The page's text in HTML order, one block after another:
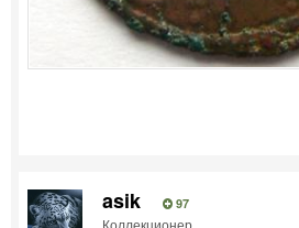
asik 97
Коллекционер